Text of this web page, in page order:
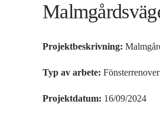
Projektbeskrivning:
Typ av arbete:
Projektdatum: 16/09/2024